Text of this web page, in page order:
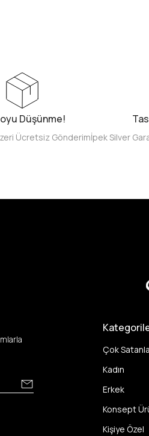
Düşünme!
Ücretsiz Gönderimİpek Silver
Çok
Kadın
Erkek
Konsept
Kişiye Özel